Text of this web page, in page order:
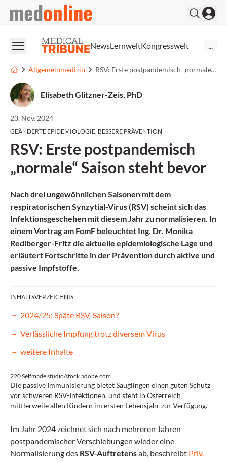
medonline
NewsLernweltKongresswelt
Allgemeinmedizin RSV: Erste postpandemisch „normale“ Saison steht bevor
Elisabeth Glitzner-Zeis, PhD
23. Nov. 2024
GEÄNDERTE EPIDEMIOLOGIE, BESSERE PRÄVENTION
RSV: Erste postpandemisch
„normale“ Saison steht bevor
Nach drei ungewöhnlichen Saisonen mit dem
respiratorischen Synzytial-Virus (RSV) scheint sich das
Infektionsgeschehen mit diesem Jahr zu normalisieren. In
einem Vortrag am FomF beleuchtet Ing. Dr. Monika
Redlberger-Fritz die aktuelle epidemiologische Lage und
erläutert Fortschritte in der Prävention durch aktive und
passive Impfstoffe.
INHALTSVERZEICHNIS
2024/25: Späte RSV-Saison?
Verlässliche Impfung trotz diversem Virus
weitere Inhalte
220 Selfmade studio/stock.adobe.com
Die passive Immunisierung bietet Säuglingen einen guten Schutz
vor schweren RSV-Infektionen, und steht in Österreich
mittlerweile allen Kindern im ersten Lebensjahr zur Verfügung.
Im Jahr 2024 zeichnet sich nach mehreren Jahren
postpandemischer Verschiebungen wieder eine
Normalisierung des RSV-Auftretensab, beschreibt Priv.-